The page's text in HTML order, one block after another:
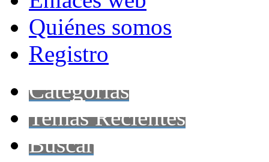
Quiénes somos
Registro
Categorías
Temas Recientes
Buscar